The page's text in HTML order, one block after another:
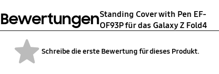
Kompatible Modelle
Galaxy Z Fold 4
Repräsentative Modelle
Galaxy Z Fold 4
Gerätemaße (B x H x T)
BewertungenStanding Cover with Pen EF-
OF93P für das Galaxy Z Fold4
Schreibe die erste Bewertung für dieses Produkt.